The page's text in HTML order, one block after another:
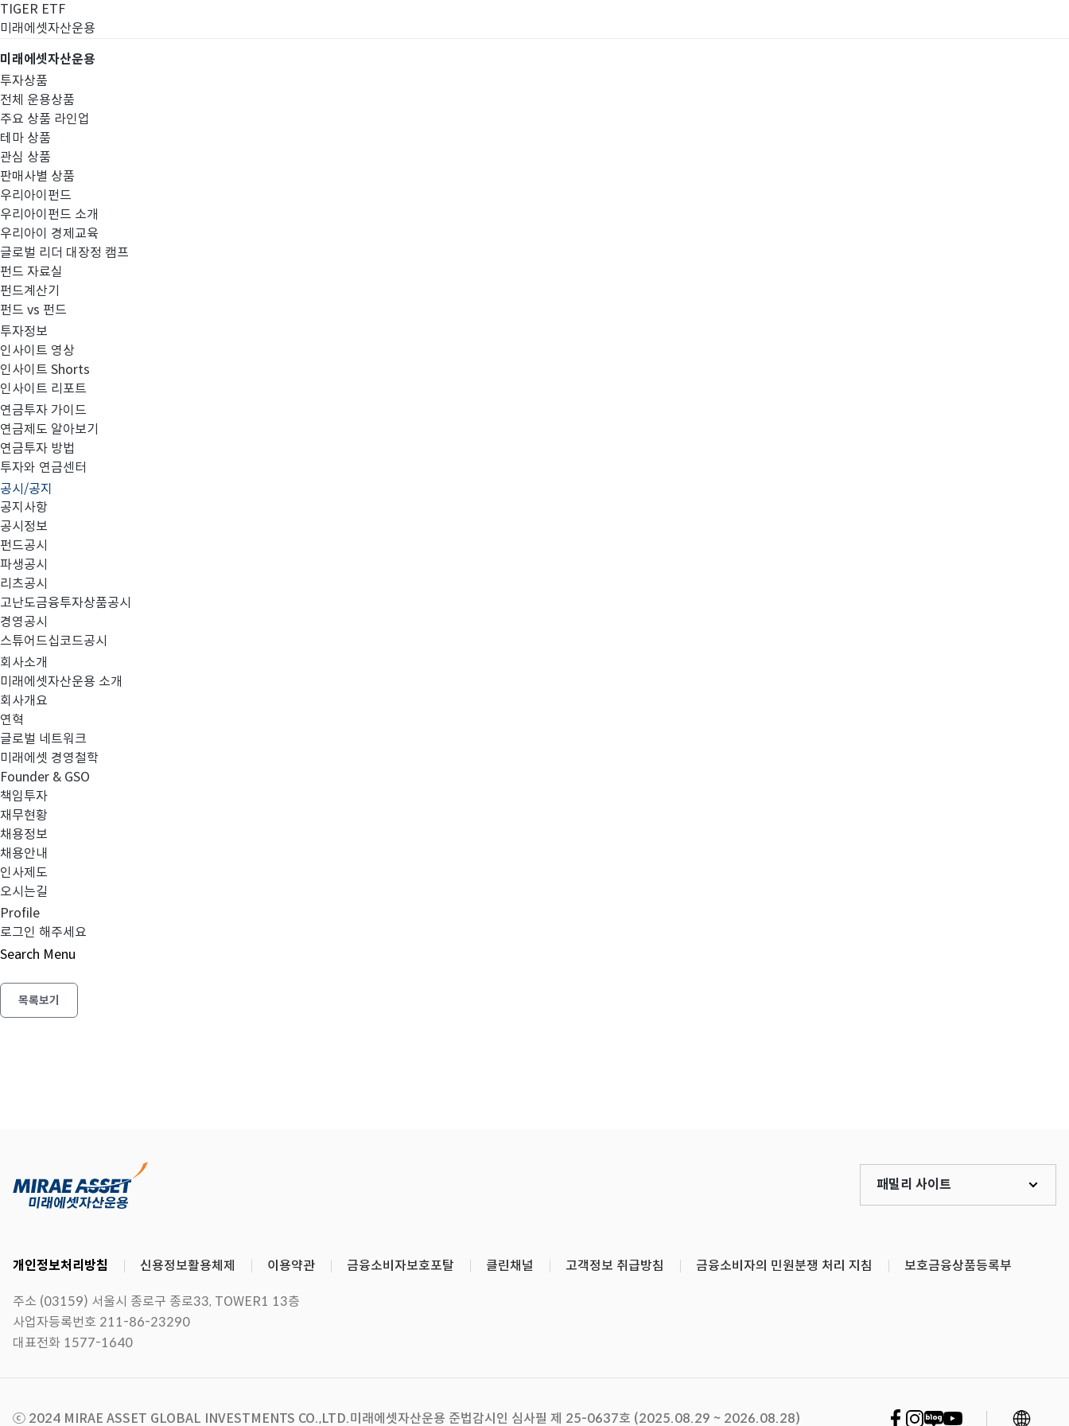
TIGER ETF
미래에셋자산운용
미래에셋자산운용
투자상품
전체 운용상품
주요 상품 라인업
테마 상품
관심 상품
판매사별 상품
우리아이펀드
우리아이펀드 소개
우리아이 경제교육
글로벌 리더 대장정 캠프
펀드 자료실
펀드계산기
펀드 vs 펀드
투자정보
인사이트 영상
인사이트 Shorts
인사이트 리포트
연금투자 가이드
연금제도 알아보기
연금투자 방법
투자와 연금센터
공시/공지
공지사항
공시정보
펀드공시
파생공시
리츠공시
고난도금융투자상품공시
경영공시
스튜어드십코드공시
회사소개
미래에셋자산운용 소개
회사개요
연혁
글로벌 네트워크
미래에셋 경영철학
Founder & GSO
책임투자
재무현황
채용정보
채용안내
인사제도
오시는길
Profile
로그인 해주세요
Search Menu
펀드공시
부동산/특별자산집합투자기구의 집합투자증권 취득 또는 처분_미래에셋밸런스리츠부동산모투자신탁
[미래에셋밸런스리츠부동산모투자신탁]
부동산/특별자산집합투자기구의 집합투자증권 취득 또는 처분
취득 수익증권: 맵스호주2호
취득내역: 맵스호주2호 70,000주
취득일: 2021년 6월 3일
이전글
다음글
목록보기
개인정보처리방침 신용정보활용체제 이용약관 금융소비자보호포탈 클린채널 고객정보 취급방침 금융소비자의 민원분쟁 처리 지침 보호금융상품등록부
패밀리 사이트
주소 (03159) 서울시 종로구 종로33, TOWER1 13층
사업자등록번호 211-86-23290
대표전화 1577-1640
ⓒ 2024 MIRAE ASSET GLOBAL INVESTMENTS CO.,LTD.미래에셋자산운용 준법감시인 심사필 제 25-0637호 (2025.08.29 ~ 2026.08.28) 페이스북 바로가기
인스타그램 바로가기
네이버블로그 바로가기
유튜브 바로가기언어 변경